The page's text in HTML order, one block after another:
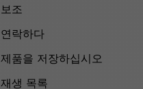
보조
연락하다
제품을 저장하십시오
재생 목록